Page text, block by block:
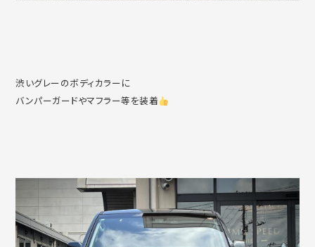
渋いグレーのボディカラーに
バンパーガードやマフラー等を装着